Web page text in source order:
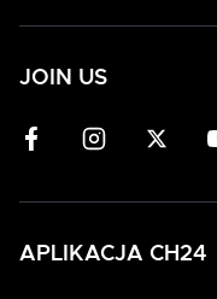
JOIN US
APLIKACJA CH24